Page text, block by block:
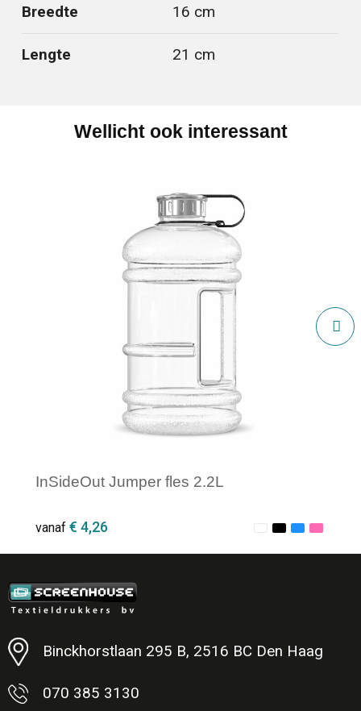
Breedte 16 cm
Lengte 21 cm
Wellicht ook interessant
InSideOut Jumper fles 2.2L
vanaf € 4,26
Minimale afname: 1
Binckhorstlaan 295 B, 2516 BC Den Haag
070 385 3130